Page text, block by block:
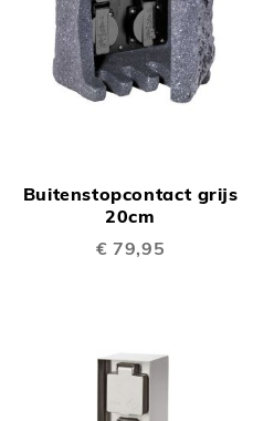
Buitenstopcontact grijs
20cm
€ 79,95